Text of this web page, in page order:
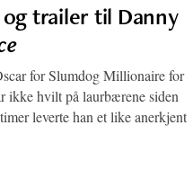
trailer til Danny
for Slumdog Millionaire for
ikke hvilt på laurbærene siden
leverte han et like anerkjent